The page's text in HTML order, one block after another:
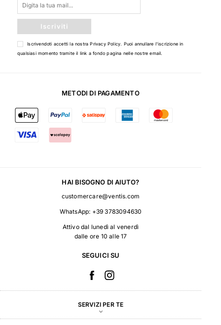
Iscriviti
Iscrivendoti accetti la nostraPrivacy Policy. Puoi annullare l'iscrizione in
qualsiasi momento tramite il link a fondo pagina nelle nostre email.
METODI DI PAGAMENTO
HAI BISOGNO DI AIUTO?
customercare@ventis.com
WhatsApp: +39 3783094630
Attivo dal lunedì al venerdì
dalle ore 10 alle 17
SEGUICI SU
SERVIZI PER TE